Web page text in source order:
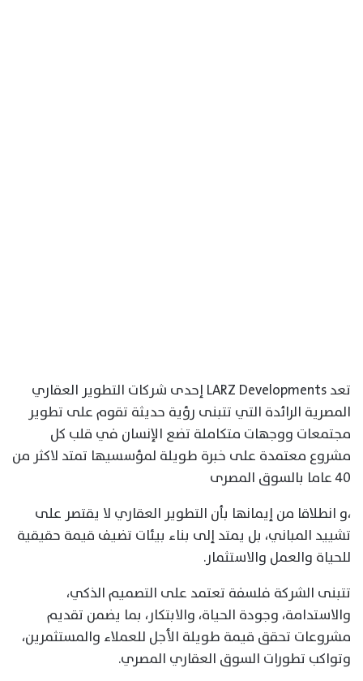
تعد LARZ Developments إحدى شركات التطوير العقاري
المصرية الرائدة التي تتبنى رؤية حديثة تقوم على تطوير
مجتمعات ووجهات متكاملة تضع الإنسان في قلب كل
مشروع معتمدة على خبرة طويلة لمؤسسيها تمتد لاكثر من
٤٠ عاما بالسوق المصرى
،و انطلاقا من إيمانها بأن التطوير العقاري لا يقتصر على
تشييد المباني، بل يمتد إلى بناء بيئات تضيف قيمة حقيقية
للحياة والعمل والاستثمار.
تتبنى الشركة فلسفة تعتمد على التصميم الذكي،
والاستدامة، وجودة الحياة، والابتكار، بما يضمن تقديم
مشروعات تحقق قيمة طويلة الأجل للعملاء والمستثمرين،
وتواكب تطورات السوق العقاري المصري.